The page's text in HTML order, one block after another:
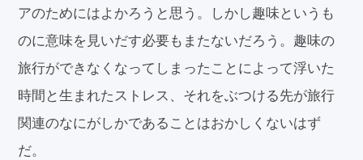
アのためにはよかろうと思う。しかし趣味というも
のに意味を見いだす必要もまたないだろう。趣味の
旅行ができなくなってしまったことによって浮いた
時間と生まれたストレス、それをぶつける先が旅行
関連のなにがしかであることはおかしくないはず
だ。